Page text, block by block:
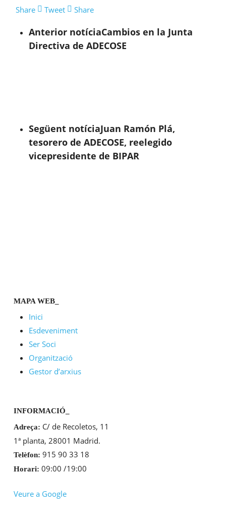
Share Tweet Share
Anterior notíciaCambios en la Junta
Directiva de ADECOSE
Següent notíciaJuan Ramón Plá,
tesorero de ADECOSE, reelegido
vicepresidente de BIPAR
MAPA WEB_
Inici
Esdeveniment
Ser Soci
Organització
Gestor d’arxius
INFORMACIÓ_
Adreça: C/ de Recoletos, 11
1ª planta, 28001 Madrid.
Telèfon: 915 90 33 18
Horari: 09:00 /19:00
Veure a Google